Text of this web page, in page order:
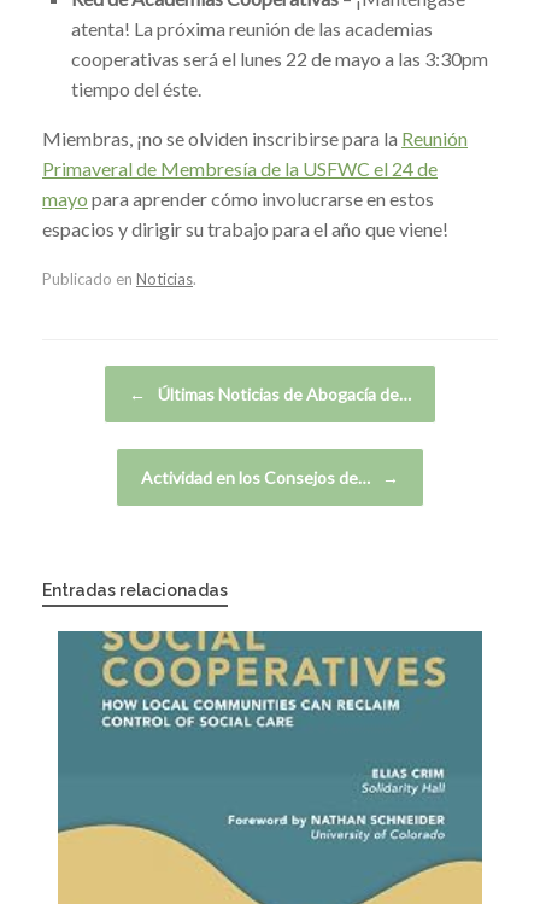
atenta! La próxima reunión de las academias
cooperativas será el lunes 22 de mayo a las 3:30pm
tiempo del éste.
Miembras, ¡no se olviden inscribirse para la Reunión
Primaveral de Membresía de la USFWC el 24 de
mayo para aprender cómo involucrarse en estos
espacios y dirigir su trabajo para el año que viene!
Publicado en Noticias.
← Últimas Noticias de Abogacía de…
Actividad en los Consejos de… →
Entradas relacionadas